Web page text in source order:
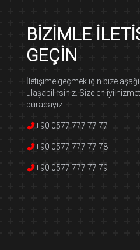
BIZIMLE
GEÇIN
İletişime geçmek için bize
ulaşabilirsiniz. Size en iyi
buradayız.
+90 0577 777 77 77
+90 0577 777 77 78
+90 0577 777 77 79